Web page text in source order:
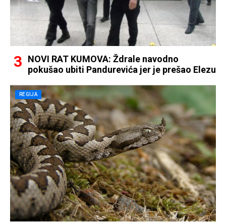
NOVI RAT KUMOVA: Ždrale navodno
pokušao ubiti Pandurevića jer je prešao Elezu
REGIJA